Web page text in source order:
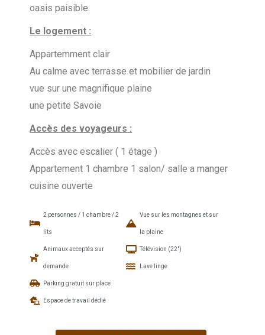
oasis paisible.
Le logement :
Appartemment clair
Au calme avec terrasse et mobilier de jardin
vue sur une magnifique plaine
une petite Savoie
Accès des voyageurs :
Accès avec escalier ( 1 étage )
Appartement 1 chambre 1 salon/ salle a manger
cuisine ouverte
2 personnes / 1 chambre / 2
lits
Animaux acceptés sur
demande
Parking gratuit sur place
Espace de travail dédié
Vue sur les montagnes et sur
la plaine
Télévision (22")
Lave linge